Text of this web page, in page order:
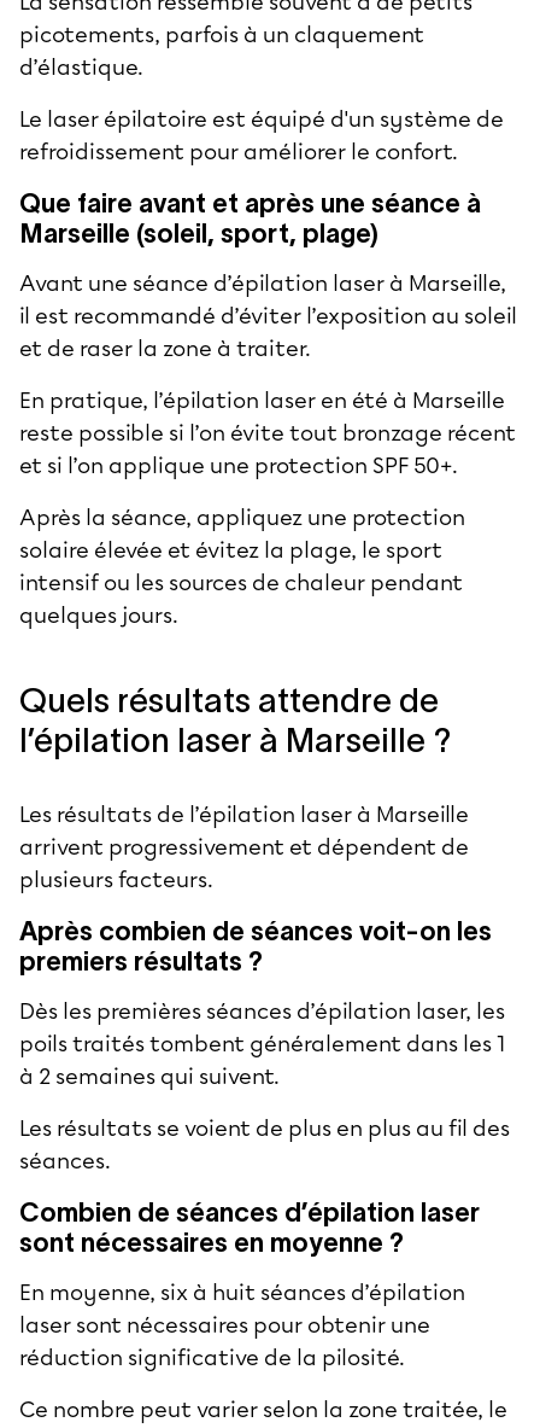
picotements, parfois à un claquement
d’élastique.
Le laser épilatoire est équipé d'un système de
refroidissement pour améliorer le confort.
Que faire avant et après une séance à
Marseille (soleil, sport, plage)
Avant une séance d’épilation laser à Marseille,
il est recommandé d’éviter l’exposition au soleil
et de raser la zone à traiter.
En pratique, l’épilation laser en été à Marseille
reste possible si l’on évite tout bronzage récent
et si l’on applique une protection SPF 50+.
Après la séance, appliquez une protection
solaire élevée et évitez la plage, le sport
intensif ou les sources de chaleur pendant
quelques jours.
Quels résultats attendre de
l’épilation laser à Marseille ?
Les résultats de l’épilation laser à Marseille
arrivent progressivement et dépendent de
plusieurs facteurs.
Après combien de séances voit-on les
premiers résultats ?
Dès les premières séances d’épilation laser, les
poils traités tombent généralement dans les 1
à 2 semaines qui suivent.
Les résultats se voient de plus en plus au fil des
séances.
Combien de séances d’épilation laser
sont nécessaires en moyenne ?
En moyenne, six à huit séances d’épilation
laser sont nécessaires pour obtenir une
réduction significative de la pilosité.
Ce nombre peut varier selon la zone traitée, le